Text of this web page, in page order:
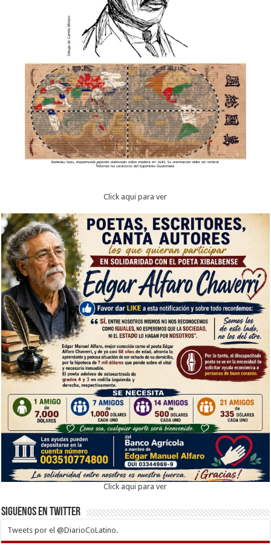
Click aqui para ver
Click aqui para ver
Siguenos en twitter
Tweets por el @DiarioCoLatino.